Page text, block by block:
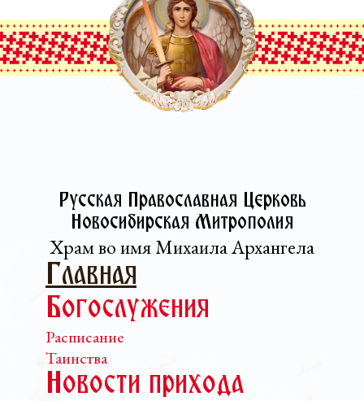
Русская Православная Церковь­
Новосибирская Митрополия
Храм во имя Михаила Архангела
Главная
Богослужения
Расписание
Таинства
Новости прихода